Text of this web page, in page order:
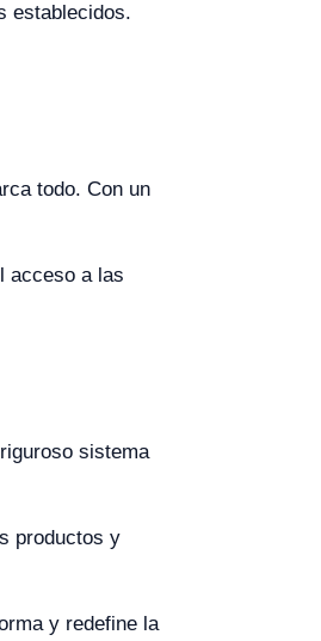
establecidos.
todo. Con un
acceso a las
sistema
productos y
y redefine la